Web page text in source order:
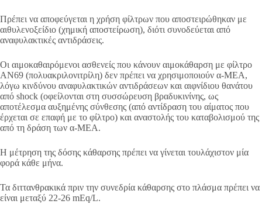
Πρέπει να αποφεύγεται η χρήση φίλτρων που αποστειρώθηκαν με
αιθυλενοξείδιο (χημική αποστείρωση), διότι συνοδεύεται από
αναφυλακτικές αντιδράσεις.
Οι αιμοκαθαιρόμενοι ασθενείς που κάνουν αιμοκάθαρση με φίλτρο
AN69 (πολυακριλονιτρίλη) δεν πρέπει να χρησιμοποιούν α-ΜΕΑ,
λόγω κινδύνου αναφυλακτικών αντιδράσεων και αιφνίδιου θανάτου
από shock (οφείλονται στη συσσώρευση βραδυκινίνης, ως
αποτέλεσμα αυξημένης σύνθεσης (από αντίδραση του αίματος που
έρχεται σε επαφή με το φίλτρο) και αναστολής του καταβολισμού της
από τη δράση των α-ΜΕΑ.
Η μέτρηση της δόσης κάθαρσης πρέπει να γίνεται τουλάχιστον μία
φορά κάθε μήνα.
Τα διττανθρακικά πριν την συνεδρία κάθαρσης στο πλάσμα πρέπει να
είναι μεταξύ 22-26 mEq/L.